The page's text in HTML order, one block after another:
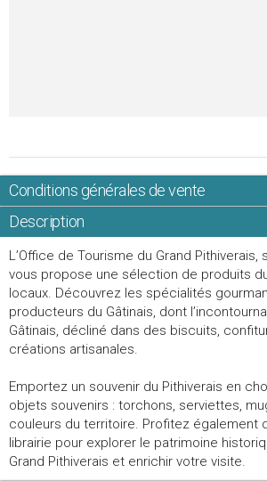
Conditions générales de vente
Description
L’Office de Tourisme du Grand Pithiverais,
vous propose une sélection de produits
locaux. Découvrez les spécialités
producteurs du Gâtinais, dont
Gâtinais, décliné dans des biscuits,
créations artisanales.
Emportez un souvenir du Pithiverais en
objets souvenirs : torchons, serviettes,
couleurs du territoire. Profitez également
librairie pour explorer le patrimoine
Grand Pithiverais et enrichir votre visite.